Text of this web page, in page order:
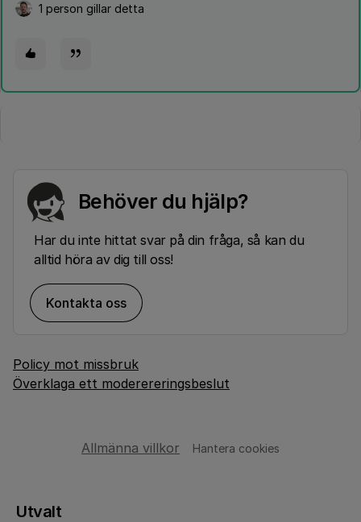
1 person gillar detta
Behöver du hjälp?
Har du inte hittat svar på din fråga, så kan du
alltid höra av dig till oss!
Kontakta oss
Policy mot missbruk
Överklaga ett moderereringsbeslut
Allmänna villkor Hantera cookies
Utvalt